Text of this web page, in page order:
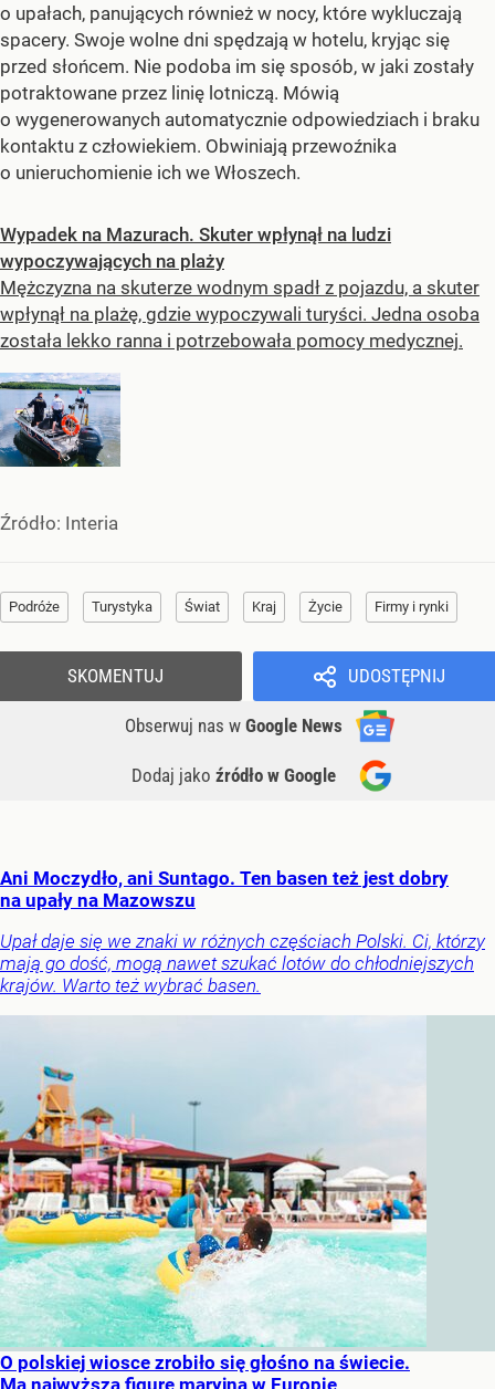
o upałach, panujących również w nocy, które wykluczają
spacery. Swoje wolne dni spędzają w hotelu, kryjąc się
przed słońcem. Nie podoba im się sposób, w jaki zostały
potraktowane przez linię lotniczą. Mówią
o wygenerowanych automatycznie odpowiedziach i braku
kontaktu z człowiekiem. Obwiniają przewoźnika
o unieruchomienie ich we Włoszech.
Wypadek na Mazurach. Skuter wpłynął na ludzi
wypoczywających na plaży
Mężczyzna na skuterze wodnym spadł z pojazdu, a skuter
wpłynął na plażę, gdzie wypoczywali turyści. Jedna osoba
została lekko ranna i potrzebowała pomocy medycznej.
Źródło: Interia
Podróże Turystyka Świat Kraj Życie Firmy i rynki
UDOSTĘPNIJ
Obserwuj nas w Google News
Dodaj jako źródło w Google
SKOMENTUJ
Ani Moczydło, ani Suntago. Ten basen też jest dobry
na upały na Mazowszu
Upał daje się we znaki w różnych częściach Polski. Ci, którzy
mają go dość, mogą nawet szukać lotów do chłodniejszych
krajów. Warto też wybrać basen.
O polskiej wiosce zrobiło się głośno na świecie.